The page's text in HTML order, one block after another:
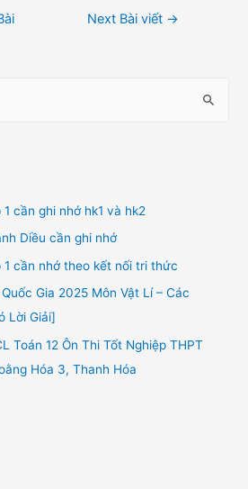
Next Bài viết →
cần ghi nhớ hk1 và hk2
Diều cần ghi nhớ
cần nhớ theo kết nối tri thức
Gia 2025 Môn Vật Lí – Các
Lời Giải]
Toán 12 Ôn Thi Tốt Nghiệp THPT
Hóa 3, Thanh Hóa